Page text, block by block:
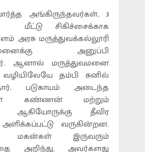
அங்கிருந்தவர்கள், 3
மீட்டு சிகிச்சைக்காக
அரசு மருத்துவக்கல்லூரி
அனுப்பி
ஆனால் மருத்துவமனை
தம்பி சுனில்
படுகாயம் அடைந்த
கண்ணன் மற்றும்
ஆகியோருக்கு தீவிர
அளிக்கப்பட்டு வருகின்றன.
மகன்கள் இருவரும்
அறிந்து, அவர்களது